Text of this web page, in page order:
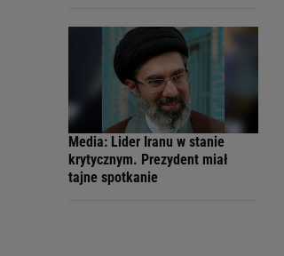
Media: Lider Iranu w stanie
krytycznym. Prezydent miał
tajne spotkanie